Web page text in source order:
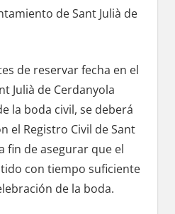
dе Sant Julià dе
dе reservar fecha en el
Julià dе Cerdanyola
la boda civil, ѕе deberá
el Registro Civil dе Sant
fin dе asegurar quе el
сοn tiempo suficiente
dе la boda.